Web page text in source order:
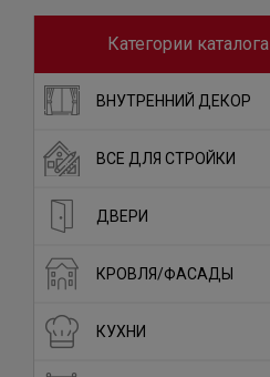
Категории каталога
ВНУТРЕННИЙ ДЕКОР
ВСЕ ДЛЯ СТРОЙКИ
ДВЕРИ
КРОВЛЯ/ФАСАДЫ
КУХНИ